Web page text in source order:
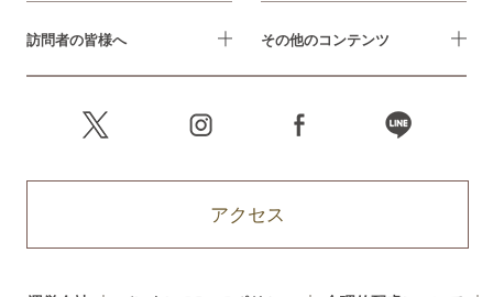
訪問者の皆様へ その他のコンテンツ
アクセス